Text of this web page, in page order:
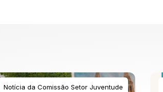
Notícia da Comissão Setor Juventude